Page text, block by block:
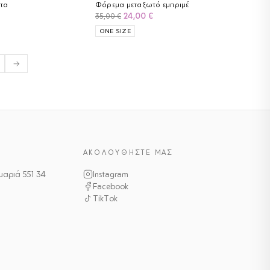
€.
Φόρεμα μεταξωτό εμπριμέ
35,00€ Original
price
was:
24,00 €Η
ONE SIZE
→
551 34
ΑΚΟΛΟΥΘΉΣΤΕ ΜΑΣ
Instagram
Facebook
TikTok